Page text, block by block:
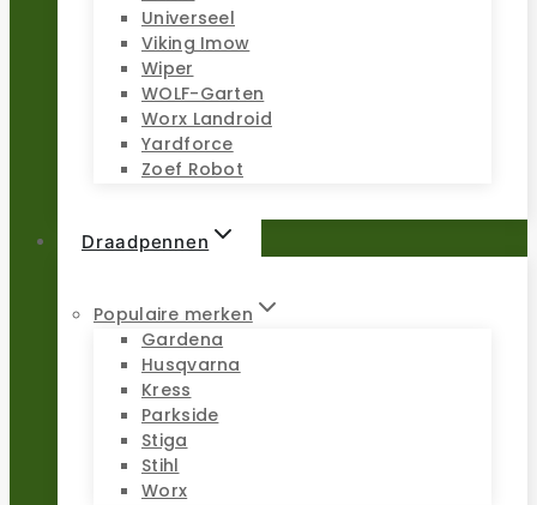
Universeel
Viking Imow
Wiper
WOLF-Garten
Worx Landroid
Yardforce
Zoef Robot
Draadpennen
Populaire merken
Gardena
Husqvarna
Kress
Parkside
Stiga
Stihl
Worx